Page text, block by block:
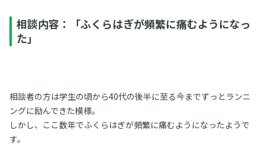
相談内容：「ふくらはぎが頻繁に痛むようになっ
た」
相談者の方は学生の頃から40代の後半に至る今までずっとランニ
ングに励んできた模様。
しかし、ここ数年でふくらはぎが頻繁に痛むようになったようで
す。